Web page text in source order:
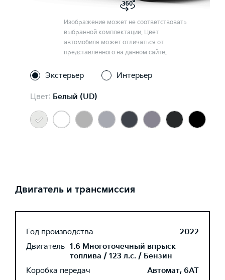
Изображение может не соответствовать
выбранной комплектации. Цвет
автомобиля может отличаться от
представленного на данном сайте.
Экстерьер Интерьер
Цвет: Белый (UD)
Двигатель и трансмиссия
Год производства
2022
Двигатель 1.6 Многоточечный впрыск
топлива / 123 л.с. / Бензин
Коробка передач
Автомат, 6AT